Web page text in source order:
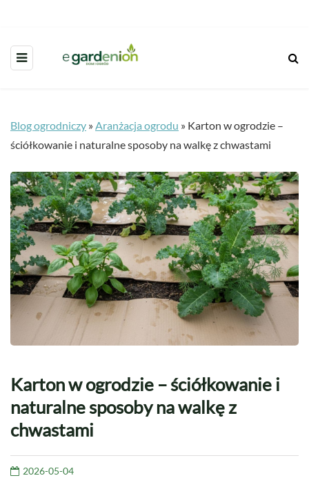
Blog ogrodniczy »Aranżacja ogrodu » Karton w ogrodzie –
ściółkowanie i naturalne sposoby na walkę z chwastami
Karton w ogrodzie – ściółkowanie i
naturalne sposoby na walkę z
chwastami
2026-05-04